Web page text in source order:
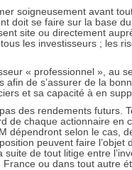
Recevoir nos
soigneusement avant
doit se faire sur la base
site ou directement
les investisseurs ; les
« professionnel », au
de s’assurer de la
et sa capacité à en
des rendements futurs.
de chaque actionnaire en
dépendront selon le cas,
peuvent faire
de tout litige entre
ou dans tout autre